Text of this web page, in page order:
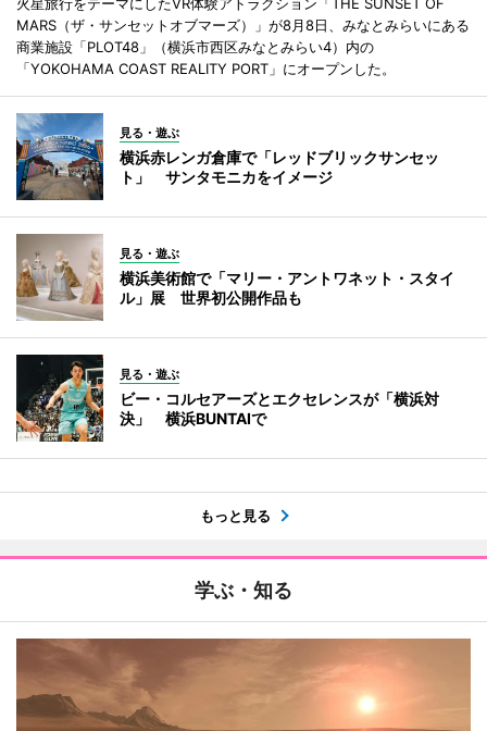
火星旅行をテーマにしたVR体験アトラクション「THE SUNSET OF
MARS（ザ・サンセットオブマーズ）」が8月8日、みなとみらいにある
商業施設「PLOT48」（横浜市西区みなとみらい4）内の
「YOKOHAMA COAST REALITY PORT」にオープンした。
見る・遊ぶ
横浜赤レンガ倉庫で「レッドブリックサンセッ
ト」 サンタモニカをイメージ
見る・遊ぶ
横浜美術館で「マリー・アントワネット・スタイ
ル」展 世界初公開作品も
見る・遊ぶ
ビー・コルセアーズとエクセレンスが「横浜対
決」 横浜BUNTAIで
もっと見る
学ぶ・知る